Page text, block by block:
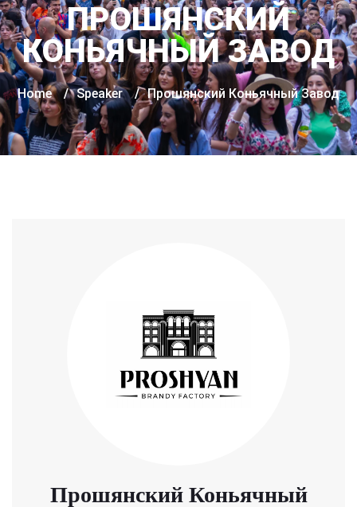
ПРОШЯНСКИЙ
КОНЬЯЧНЫЙ ЗАВОД
Home / Speaker / Прошянский Коньячный Завод
Прошянский Коньячный